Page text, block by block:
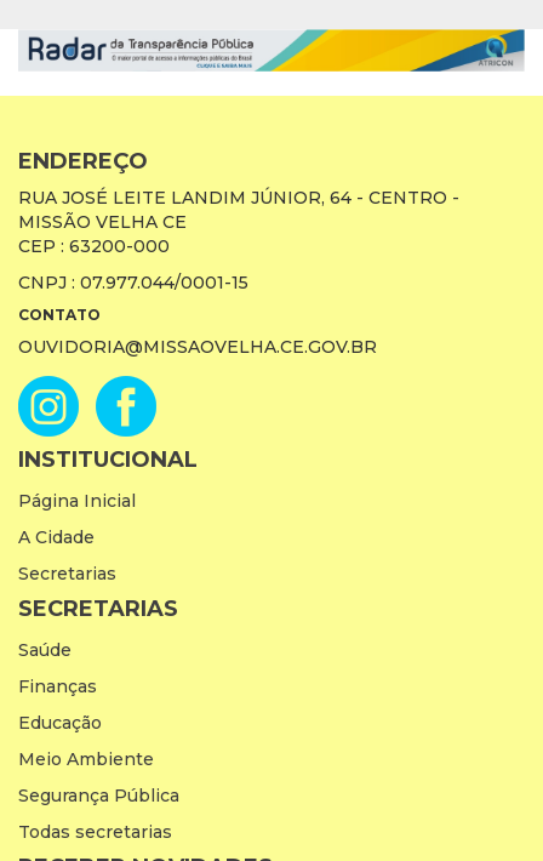
ENDEREÇO
RUA JOSÉ LEITE LANDIM JÚNIOR, 64 - CENTRO -
MISSÃO VELHA CE
CEP : 63200-000
CNPJ : 07.977.044/0001-15
CONTATO
OUVIDORIA@MISSAOVELHA.CE.GOV.BR
INSTITUCIONAL
Página Inicial
A Cidade
Secretarias
SECRETARIAS
Saúde
Finanças
Educação
Meio Ambiente
Segurança Pública
Todas secretarias